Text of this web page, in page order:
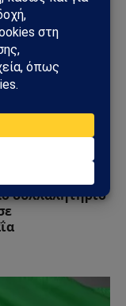
συλλαλητήριο